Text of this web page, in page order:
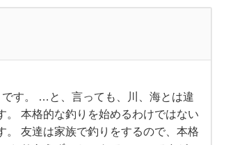
す。 …と、言っても、川、海とは違
本格的な釣りを始めるわけではない
友達は家族で釣りをするので、本格